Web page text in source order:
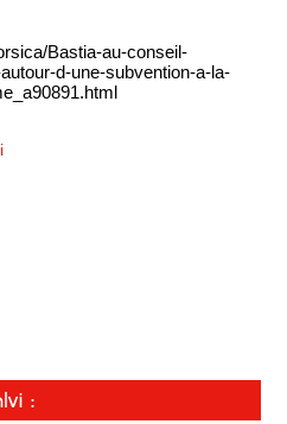
Bastia-au-conseil-
d-une-subvention-a-la-
: